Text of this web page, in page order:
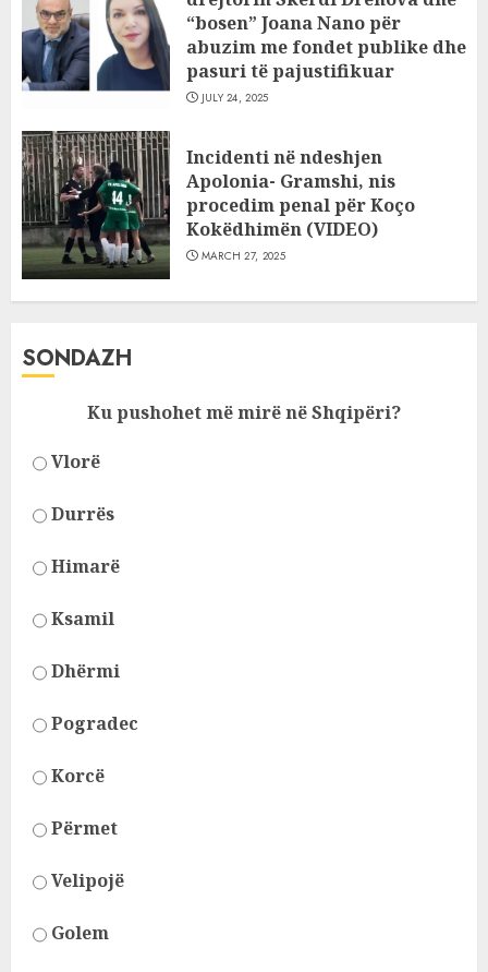
“bosen” Joana Nano për
abuzim me fondet publike dhe
pasuri të pajustifikuar
JULY 24, 2025
Incidenti në ndeshjen
Apolonia- Gramshi, nis
procedim penal për Koço
Kokëdhimën (VIDEO)
MARCH 27, 2025
SONDAZH
Ku pushohet më mirë në Shqipëri?
Vlorë
Durrës
Himarë
Ksamil
Dhërmi
Pogradec
Korcë
Përmet
Velipojë
Golem